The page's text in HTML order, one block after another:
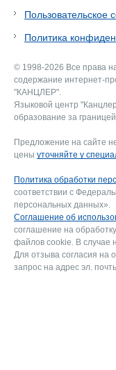
Пользовательское
Политика
© 1998-2026 Все права
содержание интернет-
"КАНЦЛЕР".
Языковой центр
образование за
Предложение на сайте
цены уточняйте у
Политика обработки
соответствии с
персональных данных».
Соглашение об
соглашение на
файлов cookie. В случае
Для отзыва согласия на
запрос на адрес эл.